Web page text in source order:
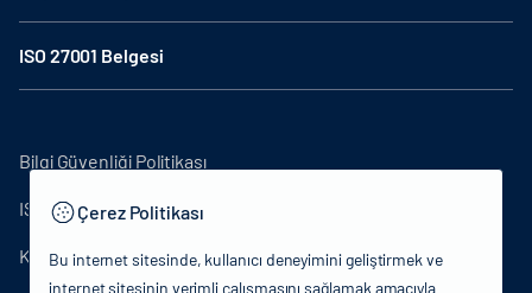
ISO 27001 Belgesi
Bilgi Güvenliği Politikası
ISO27001
KVKK Aydınlatma Metni
Çerez Politikası
Bu internet sitesinde, kullanıcı deneyimini geliştirmek ve
internet sitesinin verimli çalışmasını sağlamak amacıyla